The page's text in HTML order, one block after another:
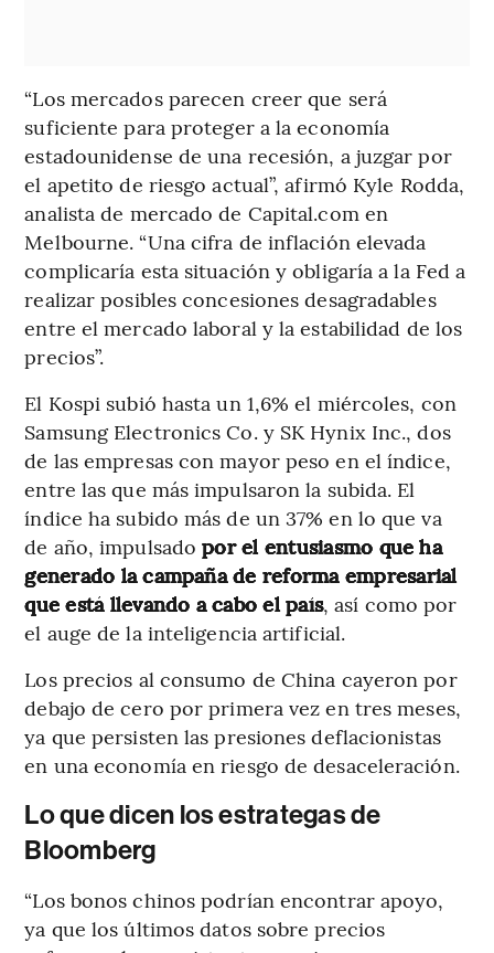
“Los mercados parecen creer que será
suficiente para proteger a la economía
estadounidense de una recesión, a juzgar por
el apetito de riesgo actual”, afirmó Kyle Rodda,
analista de mercado de Capital.com en
Melbourne. “Una cifra de inflación elevada
complicaría esta situación y obligaría a la Fed a
realizar posibles concesiones desagradables
entre el mercado laboral y la estabilidad de los
precios”.
El Kospi subió hasta un 1,6% el miércoles, con
Samsung Electronics Co. y SK Hynix Inc., dos
de las empresas con mayor peso en el índice,
entre las que más impulsaron la subida. El
índice ha subido más de un 37% en lo que va
de año, impulsadopor el entusiasmo que ha
generado la campaña de reforma empresarial
que está llevando a cabo el país, así como por
el auge de la inteligencia artificial.
Los precios al consumo de China cayeron por
debajo de cero por primera vez en tres meses,
ya que persisten las presiones deflacionistas
en una economía en riesgo de desaceleración.
Lo que dicen los estrategas de
Bloomberg
“Los bonos chinos podrían encontrar apoyo,
ya que los últimos datos sobre precios